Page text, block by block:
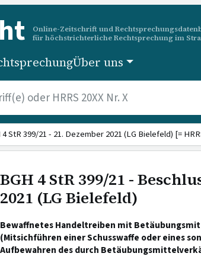
Online-Zeitschrift und
für höchstrichterliche Rechtsprechung im
Über uns
4 StR 399/21 - 21. Dezember 2021 (LG Bielefeld) [=
BGH 4 StR 399/21 -
2021 (LG Bielefeld)
Bewaffnetes Handeltreiben mit
(Mitsichführen einer Schusswaffe oder eines
Aufbewahren des durch